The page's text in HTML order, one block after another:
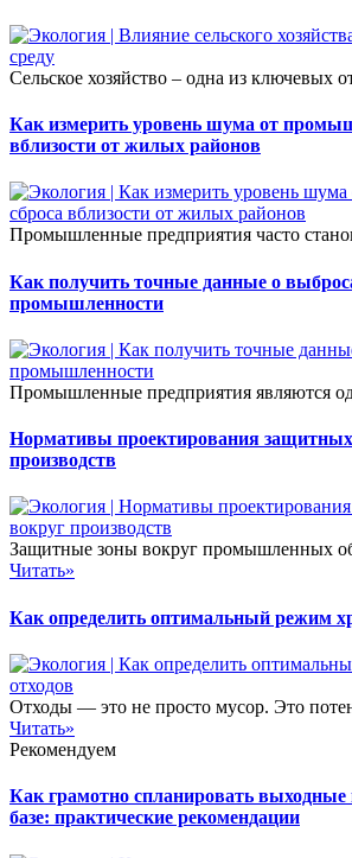
Сельское хозяйство – одна из ключевых
Как измерить уровень шума от
вблизости от жилых районов
Промышленные предприятия часто
Как получить точные данные о
промышленности
Промышленные предприятия являются
Нормативы проектирования защитных
производств
Защитные зоны вокруг промышленных
Читать»
Как определить оптимальный режим
Отходы — это не просто мусор. Это
Читать»
Рекомендуем
Как грамотно спланировать
базе: практические рекомендации